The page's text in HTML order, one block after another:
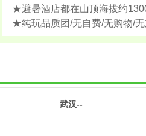
★避暑酒店都在山顶海拔约
★纯玩品质团/无自费/无购物/
武汉--